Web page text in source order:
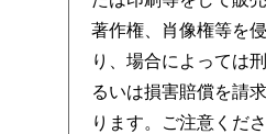
著作権、肖像権等を
り、場合によっては
るいは損害賠償を請
ります。ご注意くださ